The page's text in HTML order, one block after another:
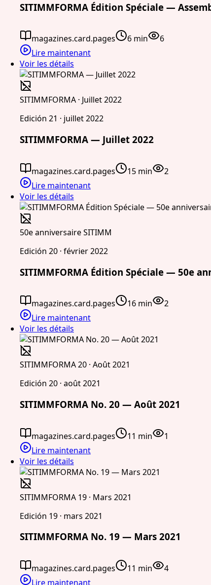
SITIMMFORMA Édition Spéciale —
magazines.card.pages 6 min
6
Lire maintenant
Voir les détails
SITIMMFORMA · Juillet 2022
Edición 21 · juillet 2022
SITIMMFORMA — Juillet 2022
magazines.card.pages 15 min
2
Lire maintenant
Voir les détails
50e anniversaire SITIMM
Edición 20 · février 2022
SITIMMFORMA Édition Spéciale — 50e
magazines.card.pages 16 min
2
Lire maintenant
Voir les détails
SITIMMFORMA 20 · Août 2021
Edición 20 · août 2021
SITIMMFORMA No. 20 — Août 2021
magazines.card.pages 11 min
1
Lire maintenant
Voir les détails
SITIMMFORMA 19 · Mars 2021
Edición 19 · mars 2021
SITIMMFORMA No. 19 — Mars 2021
magazines.card.pages 11 min
4
Lire maintenant